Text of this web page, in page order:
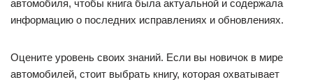
автомобиля, чтобы книга была актуальной и содержала
информацию о последних исправлениях и обновлениях.
Оцените уровень своих знаний. Если вы новичок в мире
автомобилей, стоит выбрать книгу, которая охватывает